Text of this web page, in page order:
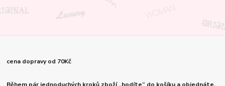
cena dopravy od 70Kč